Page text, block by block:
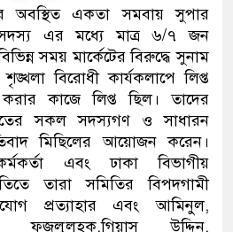
অবস্থিত একতা সমবায় সুপার
এর মধ্যে মাত্র ৬/৭ জন
সময় মার্কেটের বিরুদ্ধে সুনাম
বিরোধী কার্যকলাপে লিপ্ত
কাজে লিপ্ত ছিল। তাদের
সকল সদস্যগণ ও সাধারন
মিছিলের আয়োজন করেন।
এবং ঢাকা বিভাগীয়
তারা সমিতির বিপদগামী
প্রত্যাহার এবং আমিনুল,
ফজলুলহক,গিয়াস উদ্দিন,